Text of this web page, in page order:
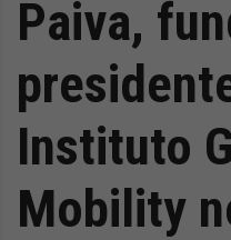
Paiva,
Instituto
Mobility